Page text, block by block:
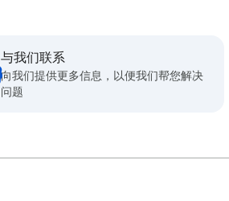
与我们联系
向我们提供更多信息，以便我们帮您解决
问题